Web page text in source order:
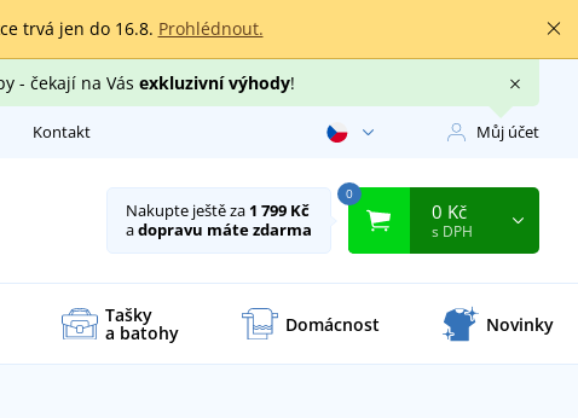
trvá jen do 16.8. Prohlédnout.
- čekají na Vás exkluzivní výhody!
Kontakt Můj účet
Nakupte ještě za 1 799 Kč
adopravu máte zdarma
0
0 Kč
s DPH
Tašky
a batohy Domácnost Novinky